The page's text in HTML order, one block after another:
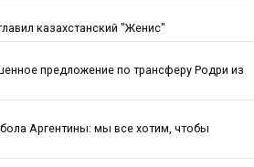
казахстанский "Женис"
предложение по трансферу Родри из
Аргентины: мы все хотим, чтобы